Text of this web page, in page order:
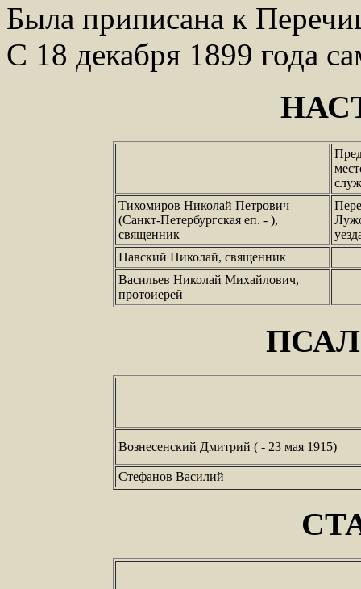
Была приписана к
С 18 декабря 1899 года
Тихомиров Николай Петрович
(Санкт-Петербургская еп. - ),
священник
Павский Николай, священник
Васильев Николай Михайлович,
протоиерей
Вознесенский Дмитрий ( - 23 мая 1915)
Стефанов Василий